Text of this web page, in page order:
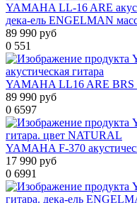
YAMAHA LL-16 ARE
дека-ель ENGELMAN
89 990 руб
0 551
YAMAHA LL16 ARE BRS
89 990 руб
0 6597
YAMAHA F-370
17 990 руб
0 6991